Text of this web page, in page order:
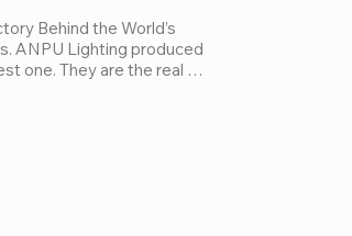
Behind the World’s
ANPU Lighting produced
one. They are the real
Tree.